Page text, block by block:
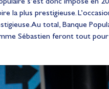
la plus prestigieuse.
Au total, Banque
Sébastien feront tout